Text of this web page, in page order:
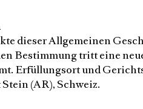
dieser Allgemeinen
Bestimmung tritt eine
Erfüllungsort und
(AR), Schweiz.